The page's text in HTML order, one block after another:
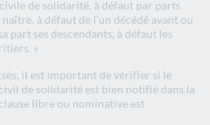
de solidarité, à défaut par parts
à défaut de l’un décédé avant ou
part ses descendants, à défaut les
»
il est important de vérifier si le
de solidarité est bien notifié dans la
libre ou nominative est